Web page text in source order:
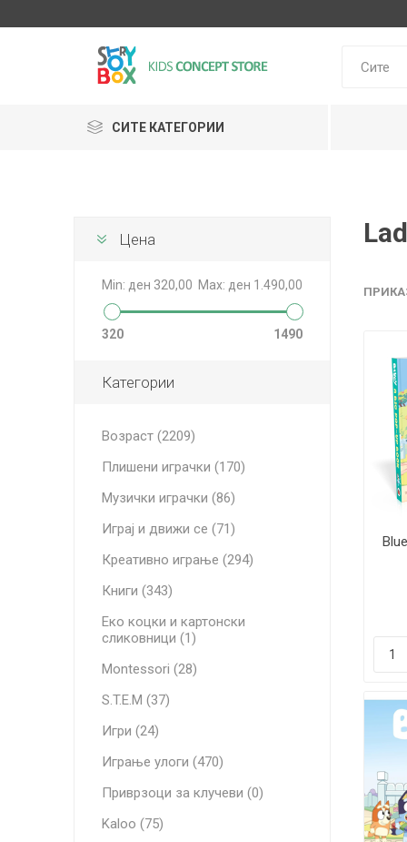
СИТЕ КАТЕГОРИИ
Janod
GLOBBER
Цена
Min: ден 320,00 Max: ден 1.490,00
320 1490
Категории
Возраст (2209)
Плишени играчки (170)
Музички играчки (86)
Играј и движи се (71)
Креативно играње (294)
Книги (343)
Еко коцки и картонски
сликовници (1)
Montessori (28)
S.T.E.M (37)
Игри (24)
Играње улоги (470)
Приврзоци за клучеви (0)
Kaloo (75)